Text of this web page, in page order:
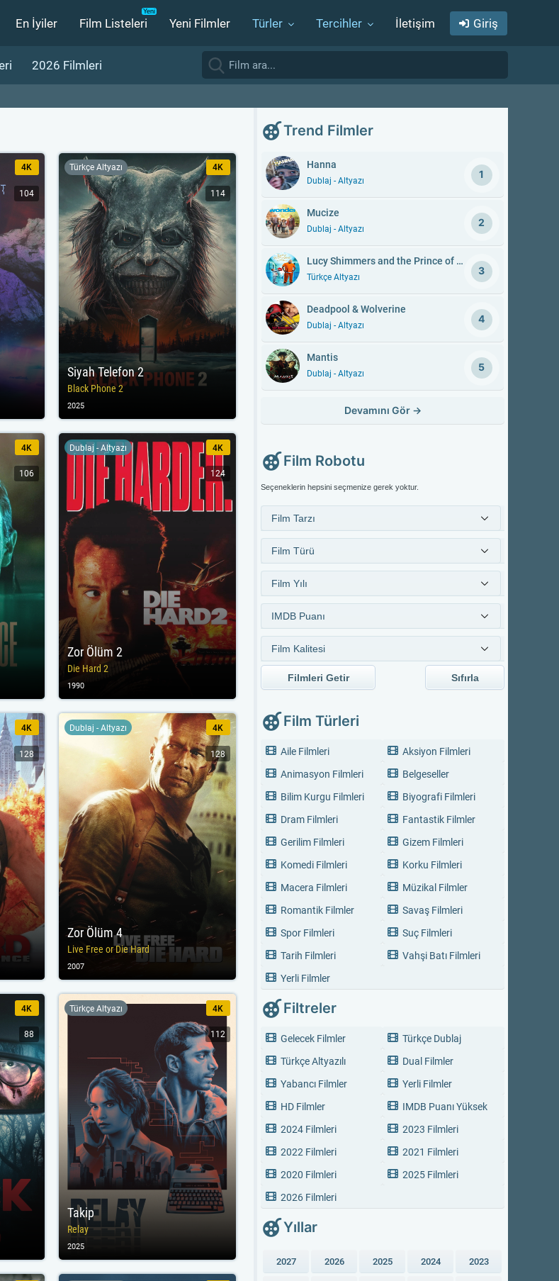
En İyiler Film Listeleri Yeni Filmler Türler Tercihler İletişim Giriş
2026 Filmleri
4K
104
Siyah Telefon 2
Black Phone 2
Türkçe Altyazı 4K
114
2025
4K
106
Zor Ölüm 2
Die Hard 2
Dublaj - Altyazı 4K
124
1990
4K
128
Zor Ölüm 4
Live Free or Die Hard
Dublaj - Altyazı 4K
128
2007
4K
88
Takip
Relay
Türkçe Altyazı 4K
112
2025
Trend Filmler
Hanna
Dublaj - Altyazı
1
Mucize
Dublaj - Altyazı
2
Lucy Shimmers and the Prince of Peace
Türkçe Altyazı
3
Deadpool & Wolverine
Dublaj - Altyazı
4
Mantis
Dublaj - Altyazı
5
Devamını Gör →
Film Robotu
Seçeneklerin hepsini seçmenize gerek yoktur.
Filmleri Getir Sıfırla
Film Türleri
Aile Filmleri
Aksiyon Filmleri
Animasyon Filmleri
Belgeseller
Bilim Kurgu Filmleri
Biyografi Filmleri
Dram Filmleri
Fantastik Filmler
Gerilim Filmleri
Gizem Filmleri
Komedi Filmleri
Korku Filmleri
Macera Filmleri
Müzikal Filmler
Romantik Filmler
Savaş Filmleri
Spor Filmleri
Suç Filmleri
Tarih Filmleri
Vahşi Batı Filmleri
Yerli Filmler
Filtreler
Gelecek Filmler
Türkçe Dublaj
Türkçe Altyazılı
Dual Filmler
Yabancı Filmler
Yerli Filmler
HD Filmler
IMDB Puanı Yüksek
2024 Filmleri
2023 Filmleri
2022 Filmleri
2021 Filmleri
2020 Filmleri
2025 Filmleri
2026 Filmleri
Yıllar
2027 2026 2025 2024 2023